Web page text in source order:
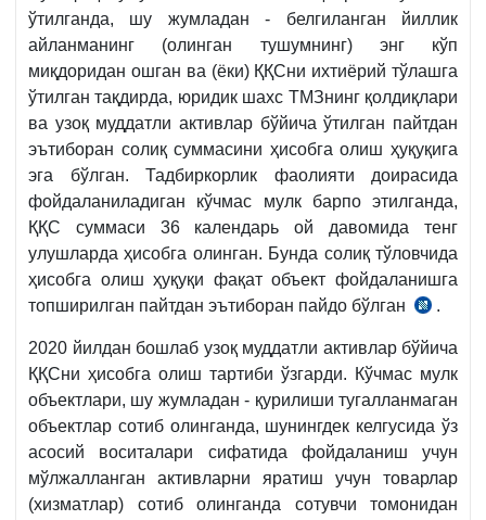
ўтилганда, шу жумладан - белгиланган йиллик
айланманинг (олинган тушумнинг) энг кўп
миқдоридан ошган ва (ёки) ҚҚСни ихтиёрий тўлашга
ўтилган тақдирда, юридик шахс ТМЗнинг қолдиқлари
ва узоқ муддатли активлар бўйича ўтилган пайтдан
эътиборан солиқ суммасини ҳисобга олиш ҳуқуқига
эга бўлган. Тадбиркорлик фаолияти доирасида
фойдаланиладиган кўчмас мулк барпо этилганда,
ҚҚС суммаси 36 календарь ой давомида тенг
улушларда ҳисобга олинган. Бунда солиқ тўловчида
ҳисобга олиш ҳуқуқи фақат объект фойдаланишга
топширилган пайтдан эътиборан пайдо бўлган
2007
таҳрир
СК
м.
.
2020 йилдан бошлаб узоқ муддатли активлар бўйича
ҚҚСни ҳисобга олиш тартиби ўзгарди. Кўчмас мулк
объектлари, шу жумладан - қурилиши тугалланмаган
объектлар сотиб олинганда, шунингдек келгусида ўз
асосий воситалари сифатида фойдаланиш учун
мўлжалланган активларни яратиш учун товарлар
(хизматлар) сотиб олинганда сотувчи томонидан